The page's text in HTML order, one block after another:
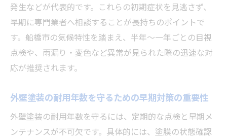
発生などが代表的です。これらの初期症状を見逃さず、
早期に専門業者へ相談することが長持ちのポイントで
す。船橋市の気候特性を踏まえ、半年～一年ごとの目視
点検や、雨漏り・変色など異常が見られた際の迅速な対
応が推奨されます。
外壁塗装の耐用年数を守るための早期対策の重要性
外壁塗装の耐用年数を守るには、定期的な点検と早期メ
ンテナンスが不可欠です。具体的には、塗膜の状態確認